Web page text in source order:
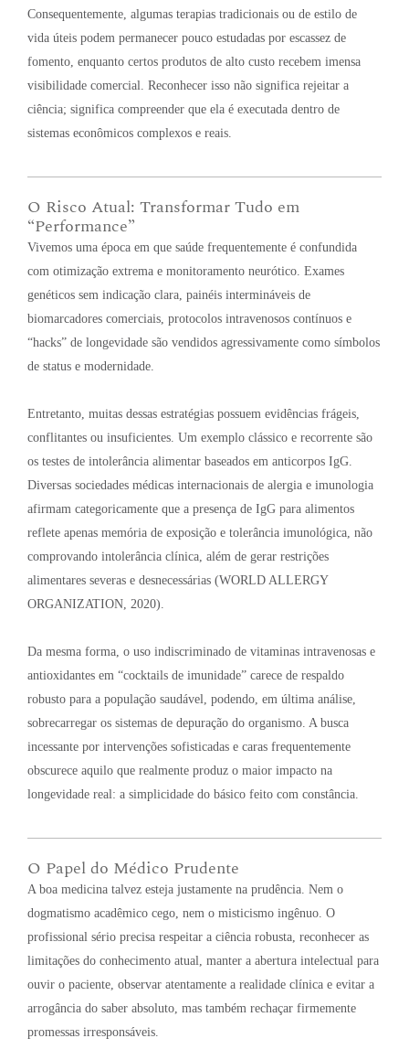
Consequentemente, algumas terapias tradicionais ou de estilo de
vida úteis podem permanecer pouco estudadas por escassez de
fomento, enquanto certos produtos de alto custo recebem imensa
visibilidade comercial. Reconhecer isso não significa rejeitar a
ciência; significa compreender que ela é executada dentro de
sistemas econômicos complexos e reais.
O Risco Atual: Transformar Tudo em
“Performance”
Vivemos uma época em que saúde frequentemente é confundida
com otimização extrema e monitoramento neurótico. Exames
genéticos sem indicação clara, painéis intermináveis de
biomarcadores comerciais, protocolos intravenosos contínuos e
“hacks” de longevidade são vendidos agressivamente como símbolos
de status e modernidade.
Entretanto, muitas dessas estratégias possuem evidências frágeis,
conflitantes ou insuficientes. Um exemplo clássico e recorrente são
os testes de intolerância alimentar baseados em anticorpos IgG.
Diversas sociedades médicas internacionais de alergia e imunologia
afirmam categoricamente que a presença de IgG para alimentos
reflete apenas memória de exposição e tolerância imunológica, não
comprovando intolerância clínica, além de gerar restrições
alimentares severas e desnecessárias (WORLD ALLERGY
ORGANIZATION, 2020).
Da mesma forma, o uso indiscriminado de vitaminas intravenosas e
antioxidantes em “cocktails de imunidade” carece de respaldo
robusto para a população saudável, podendo, em última análise,
sobrecarregar os sistemas de depuração do organismo. A busca
incessante por intervenções sofisticadas e caras frequentemente
obscurece aquilo que realmente produz o maior impacto na
longevidade real: a simplicidade do básico feito com constância.
O Papel do Médico Prudente
A boa medicina talvez esteja justamente na prudência. Nem o
dogmatismo acadêmico cego, nem o misticismo ingênuo. O
profissional sério precisa respeitar a ciência robusta, reconhecer as
limitações do conhecimento atual, manter a abertura intelectual para
ouvir o paciente, observar atentamente a realidade clínica e evitar a
arrogância do saber absoluto, mas também rechaçar firmemente
promessas irresponsáveis.